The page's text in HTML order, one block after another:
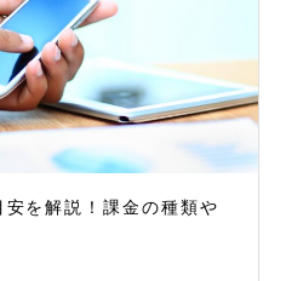
を解説！課金の種類や